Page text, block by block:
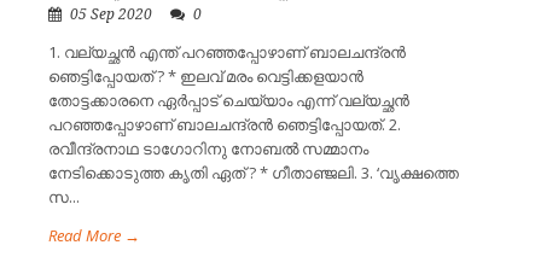
05 Sep 2020 0
1. വല്യച്ഛൻ എന്ത് പറഞ്ഞപ്പോഴാണ് ബാലചന്ദ്രൻ
ഞെട്ടിപ്പോയത് ? * ഇലവ് മരം വെട്ടിക്കളയാൻ
തോട്ടക്കാരനെ ഏർപ്പാട് ചെയ്യാം എന്ന് വല്യച്ഛൻ
പറഞ്ഞപ്പോഴാണ് ബാലചന്ദ്രൻ ഞെട്ടിപ്പോയത്. 2.
രവീന്ദ്രനാഥ ടാഗോറിനു നോബൽ സമ്മാനം
നേടിക്കൊടുത്ത കൃതി ഏത് ? * ഗീതാഞ്ജലി. 3. ‘വൃക്ഷത്തെ
സ...
Read More →